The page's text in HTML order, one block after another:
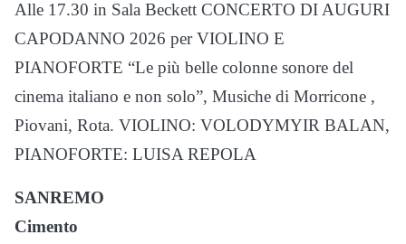
Alle 17.30 in Sala Beckett CONCERTO DI AUGURI
CAPODANNO 2026 per VIOLINO E
PIANOFORTE “Le più belle colonne sonore del
cinema italiano e non solo”, Musiche di Morricone ,
Piovani, Rota. VIOLINO: VOLODYMYIR BALAN,
PIANOFORTE: LUISA REPOLA
SANREMO
Cimento